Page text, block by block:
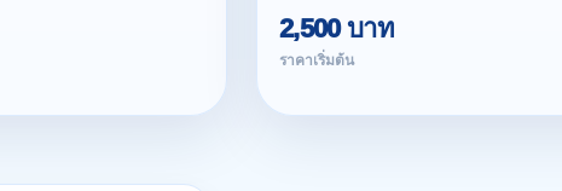
2,500 บาท
ราคาเริ่มต้น